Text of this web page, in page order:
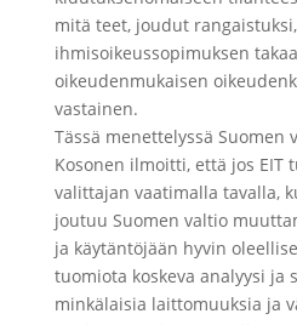
mitä teet, joudut
ihmisoikeussopimuksen
oikeudenmukaisen
vastainen.
Tässä menettelyssä Suomen
Kosonen ilmoitti, että jos EIT
valittajan vaatimalla tavalla,
joutuu Suomen valtio
ja käytäntöjään hyvin
tuomiota koskeva analyysi ja
minkälaisia laittomuuksia ja